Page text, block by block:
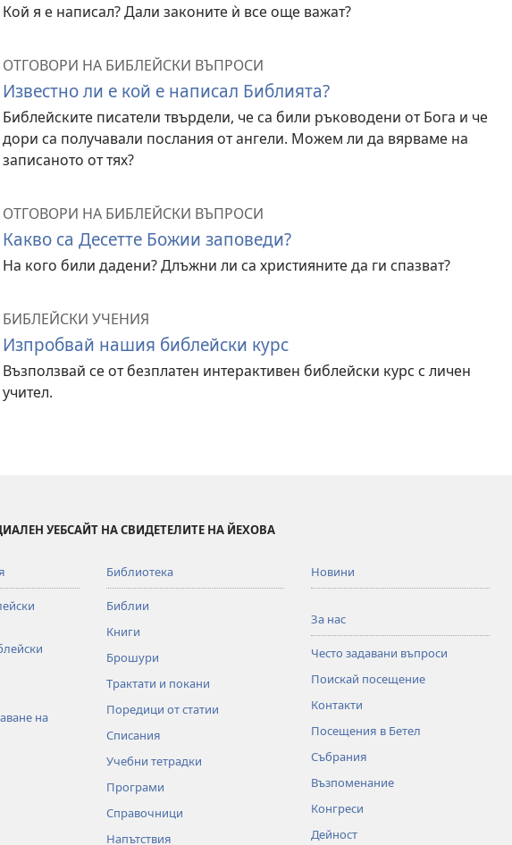
Кой я е написал? Дали законите ѝ все още важат?
ОТГОВОРИ НА БИБЛЕЙСКИ ВЪПРОСИ
Известно ли е кой е написал Библията?
Библейските писатели твърдели, че са били ръководени от Бога и че
дори са получавали послания от ангели. Можем ли да вярваме на
записаното от тях?
ОТГОВОРИ НА БИБЛЕЙСКИ ВЪПРОСИ
Какво са Десетте Божии заповеди?
На кого били дадени? Длъжни ли са християните да ги спазват?
БИБЛЕЙСКИ УЧЕНИЯ
Изпробвай нашия библейски курс
Възползвай се от безплатен интерактивен библейски курс с личен
учител.
УЕБСАЙТ НА СВИДЕТЕЛИТЕ НА ЙЕХОВА
на
Библиотека
Библии
Книги
Брошури
Трактати и покани
Поредици от статии
Списания
Учебни тетрадки
Програми
Справочници
Напътствия
Новини
За нас
Често задавани въпроси
Поискай посещение
Контакти
Посещения в Бетел
Събрания
Възпоменание
Конгреси
Дейност